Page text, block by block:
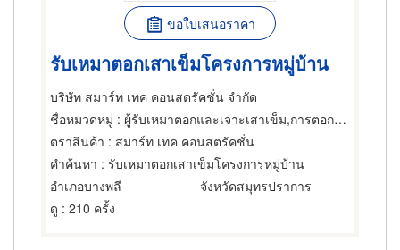
ขอใบเสนอราคา
รับเหมาตอกเสาเข็มโครงการหมู่บ้าน
บริษัท สมาร์ท เทค คอนสตรัคชั่น จำกัด
ชื่อหมวดหมู่ : ผู้รับเหมาตอกและเจาะเสาเข็ม,การตอกเสาเข็ม,ผู้รับเหมาตอกและเจาะเสาเข็ม
ตราสินค้า : สมาร์ท เทค คอนสตรัคชั่น
คำค้นหา : รับเหมาตอกเสาเข็มโครงการหมู่บ้าน
อำเภอบางพลี
จังหวัดสมุทรปราการ
ดู : 210 ครั้ง